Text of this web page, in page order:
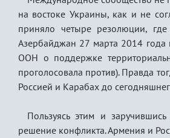
на востоке Украины, как и не
приняло четыре резолюции, где
Азербайджан 27 марта 2014
ООН о поддержке
проголосовала против). Правда
Россией и Карабах до
Пользуясь этим и
решение конфликта. Армения и